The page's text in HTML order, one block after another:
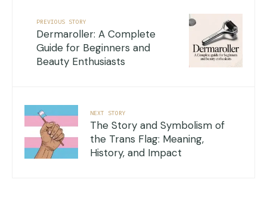
PREVIOUS STORY
Dermaroller: A Complete
Guide for Beginners and
Beauty Enthusiasts
NEXT STORY
The Story and Symbolism of
the Trans Flag: Meaning,
History, and Impact